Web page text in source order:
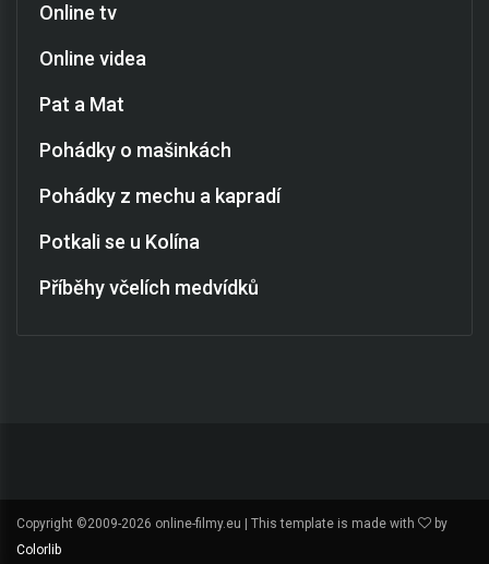
Online tv
Online videa
Pat a Mat
Pohádky o mašinkách
Pohádky z mechu a kapradí
Potkali se u Kolína
Příběhy včelích medvídků
Copyright ©2009-2026 online-filmy.eu | This template is made with
by
Colorlib